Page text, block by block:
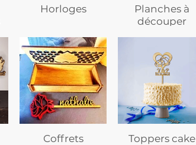
Horloges
Planches à
découper
Coffrets Toppers cake